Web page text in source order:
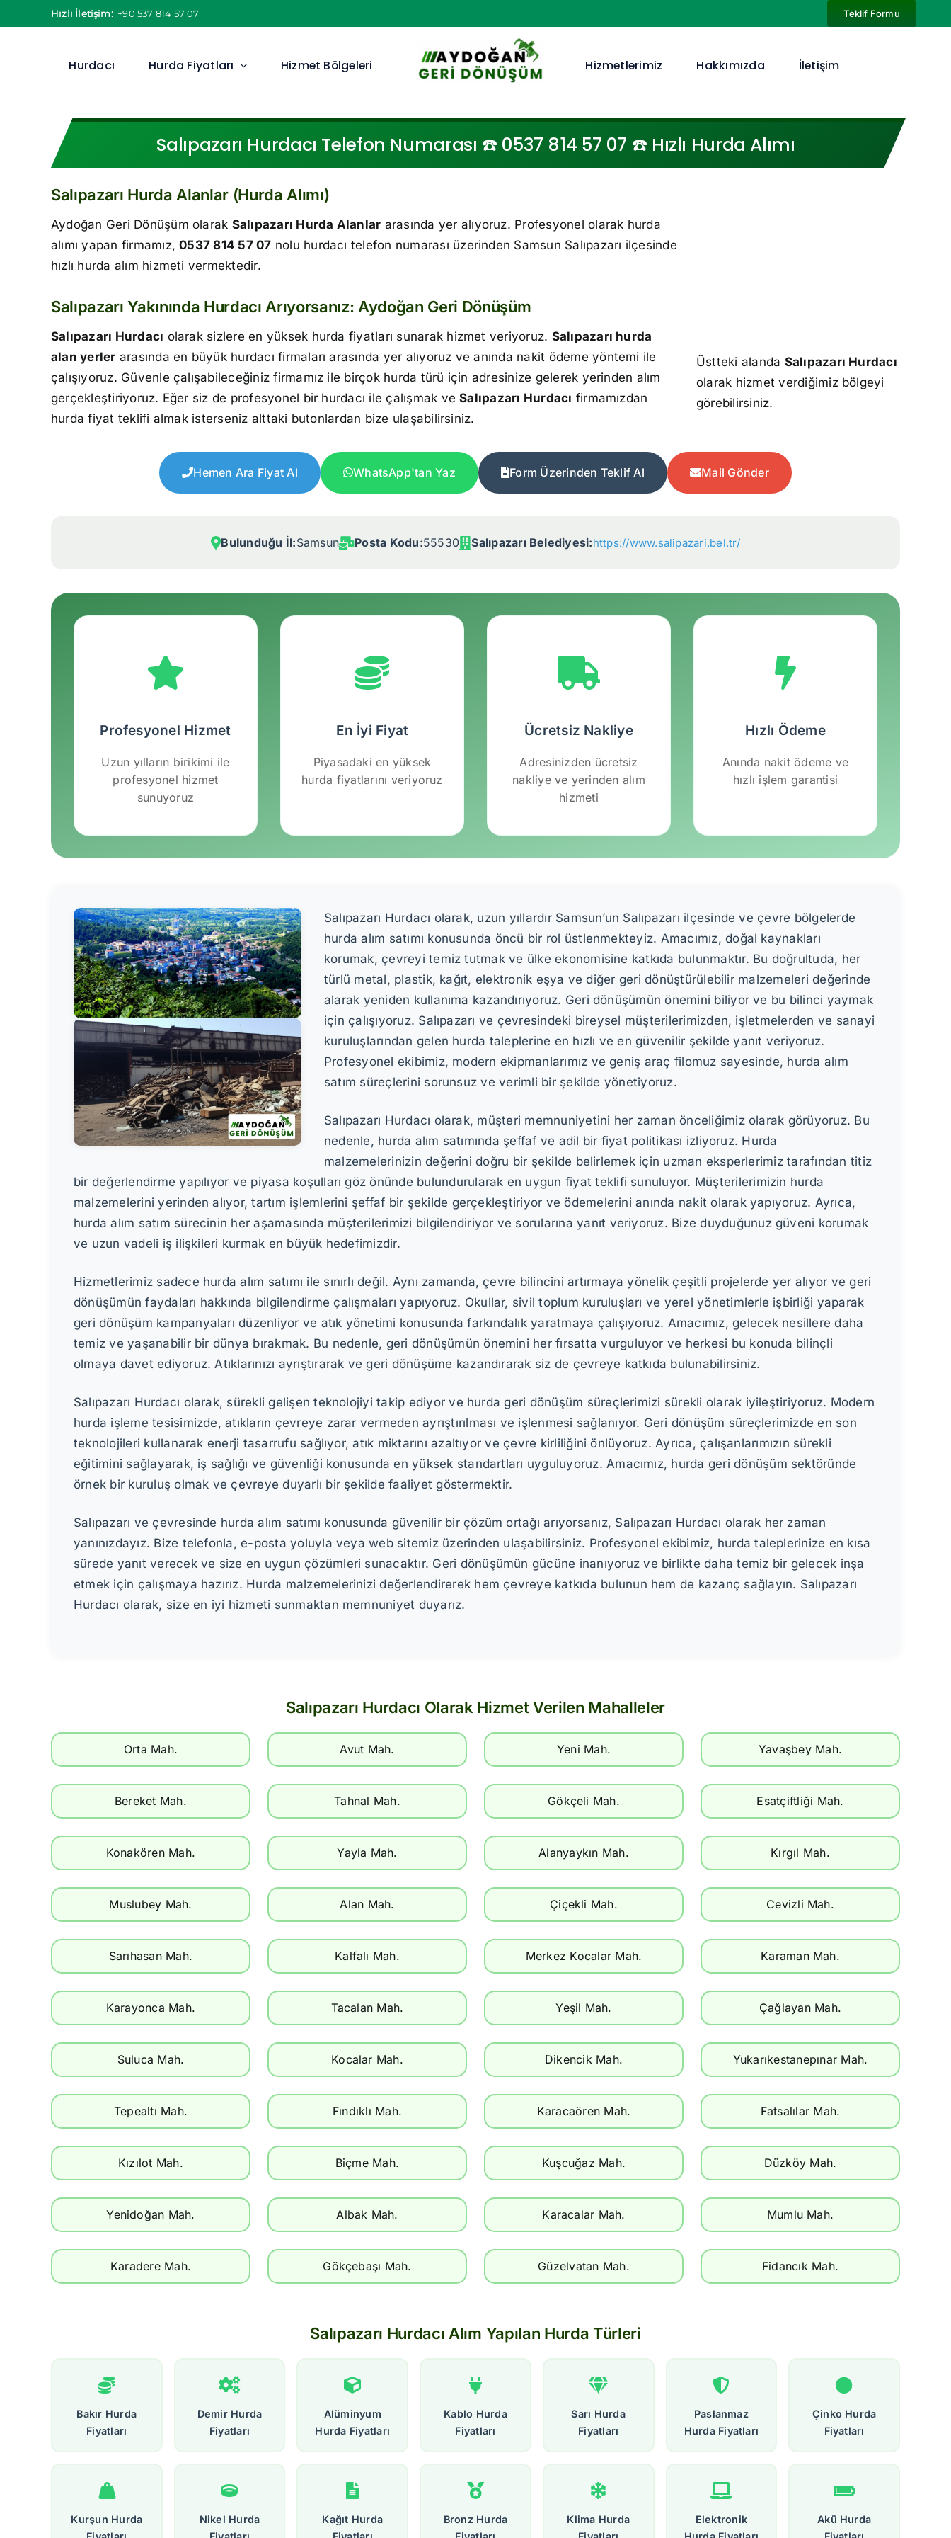
to
Hızlı İletişim: +90 537 814 57 07 Teklif Formu
Hurdacı Hurda Fiyatları Hizmet Bölgeleri Hizmetlerimiz Hakkımızda İletişim
Salıpazarı Hurdacı Telefon Numarası ☎️ 0537 814 57 07 ☎️ Hızlı Hurda Alımı
Salıpazarı Hurda Alanlar (Hurda Alımı)
Aydoğan Geri Dönüşüm olarak Salıpazarı Hurda Alanlar arasında yer alıyoruz. Profesyonel olarak hurda
alımı yapan firmamız,0537 814 57 07 nolu hurdacı telefon numarası üzerinden Samsun Salıpazarı ilçesinde
hızlı hurda alım hizmeti vermektedir.
Salıpazarı Yakınında Hurdacı Arıyorsanız: Aydoğan Geri Dönüşüm
Salıpazarı Hurdacı olarak sizlere en yüksek hurda fiyatları sunarak hizmet veriyoruz. Salıpazarı hurda
alan yerler arasında en büyük hurdacı firmaları arasında yer alıyoruz ve anında nakit ödeme yöntemi ile
çalışıyoruz. Güvenle çalışabileceğiniz firmamız ile birçok hurda türü için adresinize gelerek yerinden alım
gerçekleştiriyoruz. Eğer siz de profesyonel bir hurdacı ile çalışmak veSalıpazarı Hurdacı firmamızdan
hurda fiyat teklifi almak isterseniz alttaki butonlardan bize ulaşabilirsiniz.
Üstteki alanda Salıpazarı Hurdacı
olarak hizmet verdiğimiz bölgeyi
görebilirsiniz.
Hemen Ara Fiyat Al WhatsApp'tan Yaz Form Üzerinden Teklif Al Mail Gönder
Bulunduğu İl:Samsun Posta Kodu:55530 Salıpazarı Belediyesi:https://www.salipazari.bel.tr/
Profesyonel Hizmet
Uzun yılların birikimi ile
profesyonel hizmet
sunuyoruz
En İyi Fiyat
Piyasadaki en yüksek
hurda fiyatlarını veriyoruz
Ücretsiz Nakliye
Adresinizden ücretsiz
nakliye ve yerinden alım
hizmeti
Hızlı Ödeme
Anında nakit ödeme ve
hızlı işlem garantisi
Salıpazarı Hurdacı olarak, uzun yıllardır Samsun’un Salıpazarı ilçesinde ve çevre bölgelerde
hurda alım satımı konusunda öncü bir rol üstlenmekteyiz. Amacımız, doğal kaynakları
korumak, çevreyi temiz tutmak ve ülke ekonomisine katkıda bulunmaktır. Bu doğrultuda, her
türlü metal, plastik, kağıt, elektronik eşya ve diğer geri dönüştürülebilir malzemeleri değerinde
alarak yeniden kullanıma kazandırıyoruz. Geri dönüşümün önemini biliyor ve bu bilinci yaymak
için çalışıyoruz. Salıpazarı ve çevresindeki bireysel müşterilerimizden, işletmelerden ve sanayi
kuruluşlarından gelen hurda taleplerine en hızlı ve en güvenilir şekilde yanıt veriyoruz.
Profesyonel ekibimiz, modern ekipmanlarımız ve geniş araç filomuz sayesinde, hurda alım
satım süreçlerini sorunsuz ve verimli bir şekilde yönetiyoruz.
Salıpazarı Hurdacı olarak, müşteri memnuniyetini her zaman önceliğimiz olarak görüyoruz. Bu
nedenle, hurda alım satımında şeffaf ve adil bir fiyat politikası izliyoruz. Hurda
malzemelerinizin değerini doğru bir şekilde belirlemek için uzman eksperlerimiz tarafından titiz
bir değerlendirme yapılıyor ve piyasa koşulları göz önünde bulundurularak en uygun fiyat teklifi sunuluyor. Müşterilerimizin hurda
malzemelerini yerinden alıyor, tartım işlemlerini şeffaf bir şekilde gerçekleştiriyor ve ödemelerini anında nakit olarak yapıyoruz. Ayrıca,
hurda alım satım sürecinin her aşamasında müşterilerimizi bilgilendiriyor ve sorularına yanıt veriyoruz. Bize duyduğunuz güveni korumak
ve uzun vadeli iş ilişkileri kurmak en büyük hedefimizdir.
Hizmetlerimiz sadece hurda alım satımı ile sınırlı değil. Aynı zamanda, çevre bilincini artırmaya yönelik çeşitli projelerde yer alıyor ve geri
dönüşümün faydaları hakkında bilgilendirme çalışmaları yapıyoruz. Okullar, sivil toplum kuruluşları ve yerel yönetimlerle işbirliği yaparak
geri dönüşüm kampanyaları düzenliyor ve atık yönetimi konusunda farkındalık yaratmaya çalışıyoruz. Amacımız, gelecek nesillere daha
temiz ve yaşanabilir bir dünya bırakmak. Bu nedenle, geri dönüşümün önemini her fırsatta vurguluyor ve herkesi bu konuda bilinçli
olmaya davet ediyoruz. Atıklarınızı ayrıştırarak ve geri dönüşüme kazandırarak siz de çevreye katkıda bulunabilirsiniz.
Salıpazarı Hurdacı olarak, sürekli gelişen teknolojiyi takip ediyor ve hurda geri dönüşüm süreçlerimizi sürekli olarak iyileştiriyoruz. Modern
hurda işleme tesisimizde, atıkların çevreye zarar vermeden ayrıştırılması ve işlenmesi sağlanıyor. Geri dönüşüm süreçlerimizde en son
teknolojileri kullanarak enerji tasarrufu sağlıyor, atık miktarını azaltıyor ve çevre kirliliğini önlüyoruz. Ayrıca, çalışanlarımızın sürekli
eğitimini sağlayarak, iş sağlığı ve güvenliği konusunda en yüksek standartları uyguluyoruz. Amacımız, hurda geri dönüşüm sektöründe
örnek bir kuruluş olmak ve çevreye duyarlı bir şekilde faaliyet göstermektir.
Salıpazarı ve çevresinde hurda alım satımı konusunda güvenilir bir çözüm ortağı arıyorsanız, Salıpazarı Hurdacı olarak her zaman
yanınızdayız. Bize telefonla, e-posta yoluyla veya web sitemiz üzerinden ulaşabilirsiniz. Profesyonel ekibimiz, hurda taleplerinize en kısa
sürede yanıt verecek ve size en uygun çözümleri sunacaktır. Geri dönüşümün gücüne inanıyoruz ve birlikte daha temiz bir gelecek inşa
etmek için çalışmaya hazırız. Hurda malzemelerinizi değerlendirerek hem çevreye katkıda bulunun hem de kazanç sağlayın. Salıpazarı
Hurdacı olarak, size en iyi hizmeti sunmaktan memnuniyet duyarız.
Salıpazarı Hurdacı Olarak Hizmet Verilen Mahalleler
Orta Mah. Avut Mah. Yeni Mah. Yavaşbey Mah.
Bereket Mah. Tahnal Mah. Gökçeli Mah. Esatçiftliği Mah.
Konakören Mah. Yayla Mah. Alanyaykın Mah. Kırgıl Mah.
Muslubey Mah. Alan Mah. Çiçekli Mah. Cevizli Mah.
Sarıhasan Mah. Kalfalı Mah. Merkez Kocalar Mah. Karaman Mah.
Karayonca Mah. Tacalan Mah. Yeşil Mah. Çağlayan Mah.
Suluca Mah. Kocalar Mah. Dikencik Mah. Yukarıkestanepınar Mah.
Tepealtı Mah. Fındıklı Mah. Karacaören Mah. Fatsalılar Mah.
Kızılot Mah. Biçme Mah. Kuşcuğaz Mah. Düzköy Mah.
Yenidoğan Mah. Albak Mah. Karacalar Mah. Mumlu Mah.
Karadere Mah. Gökçebaşı Mah. Güzelvatan Mah. Fidancık Mah.
Salıpazarı Hurdacı Alım Yapılan Hurda Türleri
Bakır Hurda
Fiyatları
Demir Hurda
Fiyatları
Alüminyum
Hurda Fiyatları
Kablo Hurda
Fiyatları
Sarı Hurda
Fiyatları
Paslanmaz
Hurda Fiyatları
Çinko Hurda
Fiyatları
Kurşun Hurda
Nikel Hurda
Kağıt Hurda
Bronz Hurda
Klima Hurda
Elektronik
Akü Hurda